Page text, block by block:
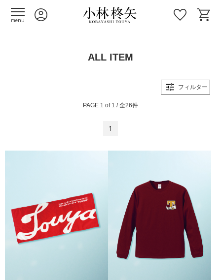
menu
ALL ITEM
フィルター
PAGE 1 of 1 / 全26件
1